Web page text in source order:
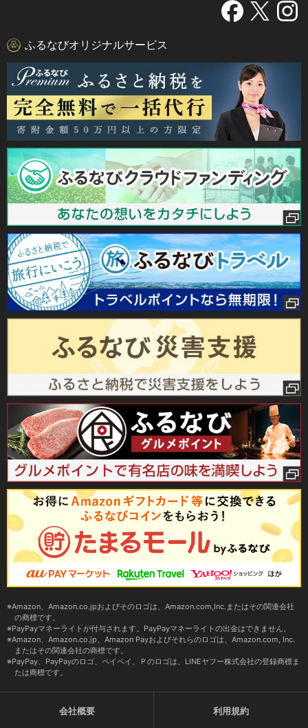
ふるなびオリジナルサービス
Amazon、Amazon.co.jpおよびそのロゴは、Amazon.com,Inc.またはその関連会社
の商標です。
PayPayマネーライトが付与されます。PayPayマネーライトの出金はできません。
Amazon、Amazon.co.jp、Amazon Payおよびそれらのロゴは、Amazon.com, Inc.
またはその関連会社の商標です。
PayPay、PayPayのロゴ、ペイペイ、Ｐのロゴは、LINEヤフー株式会社の登録商標ま
たは商標です。
会社概要 利用規約